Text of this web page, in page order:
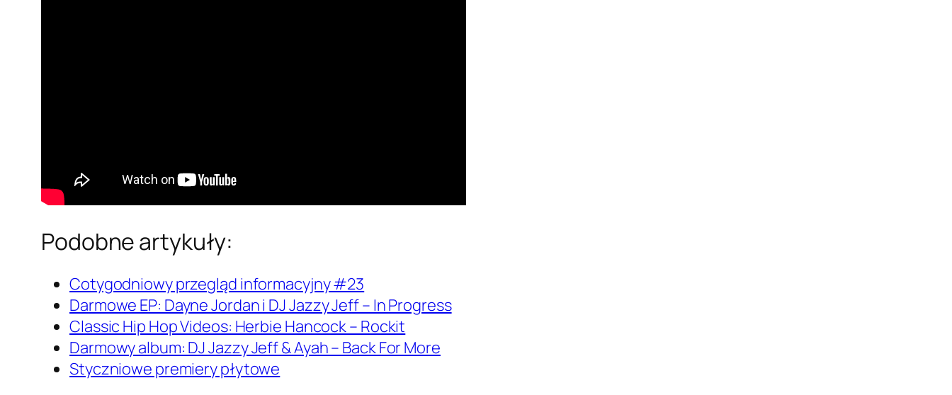
Podobne artykuły:
Cotygodniowy przegląd informacyjny #23
Darmowe EP: Dayne Jordan i DJ Jazzy Jeff – In Progress
Classic Hip Hop Videos: Herbie Hancock – Rockit
Darmowy album: DJ Jazzy Jeff & Ayah – Back For More
Styczniowe premiery płytowe